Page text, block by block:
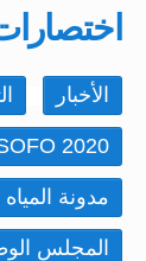
الأخبار
2020
مدونة المياه
المجلس